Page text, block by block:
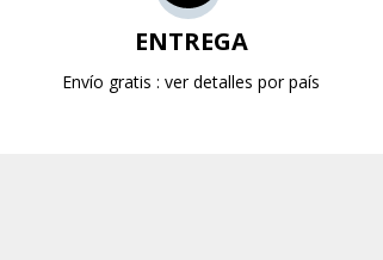
ENTREGA
Envío gratis : ver detalles por país